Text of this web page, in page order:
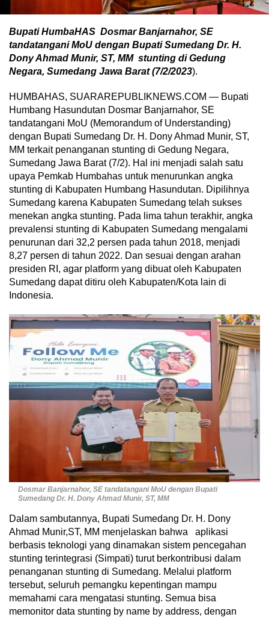
Bupati HumbaHAS Dosmar Banjarnahor, SE
tandatangani MoU dengan Bupati Sumedang Dr. H.
Dony Ahmad Munir, ST, MM stunting di Gedung
Negara, Sumedang Jawa Barat (7/2/2023).
HUMBAHAS, SUARAREPUBLIKNEWS.COM — Bupati
Humbang Hasundutan Dosmar Banjarnahor, SE
tandatangani MoU (Memorandum of Understanding)
dengan Bupati Sumedang Dr. H. Dony Ahmad Munir, ST,
MM terkait penanganan stunting di Gedung Negara,
Sumedang Jawa Barat (7/2). Hal ini menjadi salah satu
upaya Pemkab Humbahas untuk menurunkan angka
stunting di Kabupaten Humbang Hasundutan. Dipilihnya
Sumedang karena Kabupaten Sumedang telah sukses
menekan angka stunting. Pada lima tahun terakhir, angka
prevalensi stunting di Kabupaten Sumedang mengalami
penurunan dari 32,2 persen pada tahun 2018, menjadi
8,27 persen di tahun 2022. Dan sesuai dengan arahan
presiden RI, agar platform yang dibuat oleh Kabupaten
Sumedang dapat ditiru oleh Kabupaten/Kota lain di
Indonesia.
Dosmar Banjarnahor, SE tandatangani MoU dengan Bupati
Sumedang Dr. H. Dony Ahmad Munir, ST, MM
Dalam sambutannya, Bupati Sumedang Dr. H. Dony
Ahmad Munir,ST, MM menjelaskan bahwa aplikasi
berbasis teknologi yang dinamakan sistem pencegahan
stunting terintegrasi (Simpati) turut berkontribusi dalam
penanganan stunting di Sumedang. Melalui platform
tersebut, seluruh pemangku kepentingan mampu
memahami cara mengatasi stunting. Semua bisa
memonitor data stunting by name by address, dengan